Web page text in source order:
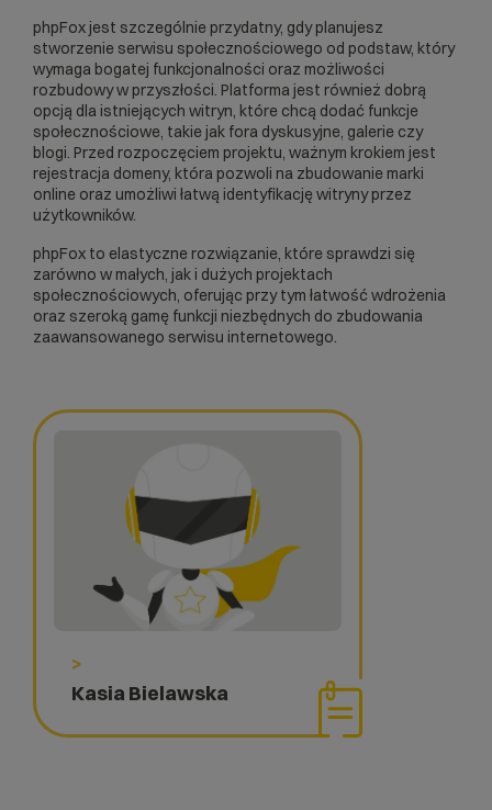
>
Kasia Bielawska
phpFox jest szczególnie przydatny, gdy planujesz
stworzenie serwisu społecznościowego od podstaw, który
wymaga bogatej funkcjonalności oraz możliwości
rozbudowy w przyszłości. Platforma jest również dobrą
opcją dla istniejących witryn, które chcą dodać funkcje
społecznościowe, takie jak fora dyskusyjne, galerie czy
blogi. Przed rozpoczęciem projektu, ważnym krokiem jest
rejestracja domeny, która pozwoli na zbudowanie marki
online oraz umożliwi łatwą identyfikację witryny przez
użytkowników.
phpFox to elastyczne rozwiązanie, które sprawdzi się
zarówno w małych, jak i dużych projektach
społecznościowych, oferując przy tym łatwość wdrożenia
oraz szeroką gamę funkcji niezbędnych do zbudowania
zaawansowanego serwisu internetowego.